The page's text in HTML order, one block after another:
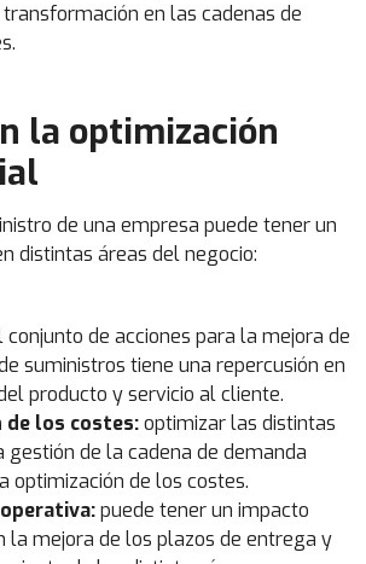
en las cadenas de
la optimización
de una empresa puede tener un
distintas áreas del negocio:
conjunto de acciones para la mejora de
suministros tiene una repercusión en
producto y servicio al cliente.
de los costes:optimizar las distintas
gestión de la cadena de demanda
optimización de los costes.
puede tener un impacto
la mejora de los plazos de entrega y